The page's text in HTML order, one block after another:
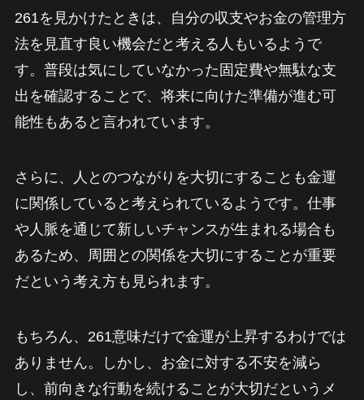
261を見かけたときは、自分の収支やお金の管理方
法を見直す良い機会だと考える人もいるようで
す。普段は気にしていなかった固定費や無駄な支
出を確認することで、将来に向けた準備が進む可
能性もあると言われています。
さらに、人とのつながりを大切にすることも金運
に関係していると考えられているようです。仕事
や人脈を通じて新しいチャンスが生まれる場合も
あるため、周囲との関係を大切にすることが重要
だという考え方も見られます。
もちろん、261意味だけで金運が上昇するわけでは
ありません。しかし、お金に対する不安を減ら
し、前向きな行動を続けることが大切だというメ